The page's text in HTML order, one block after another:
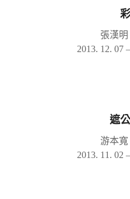
張漢明
2013. 12. 07
遮
游本寬
2013. 11. 02